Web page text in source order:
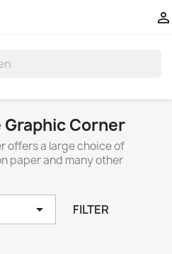

Corner
offers a large choice of
paper and many other
 FILTER